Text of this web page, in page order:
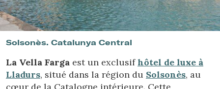
Location/nom de l'hôtel
Solsonès. Catalunya Central
La Vella Farga est un exclusifhôtel de luxe à
Lladurs, situé dans la région du Solsonès, au
cœur de la Catalogne intérieure. Cette